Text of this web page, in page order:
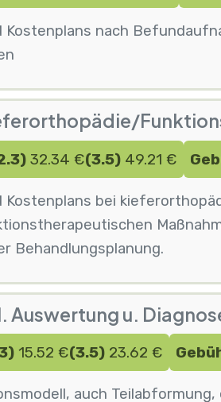
nach
32.34 €(3.5)49.21 €
bei
Behandlungsplanung.
u.
15.52 €(3.5)23.62 €
auch Teilabformung,